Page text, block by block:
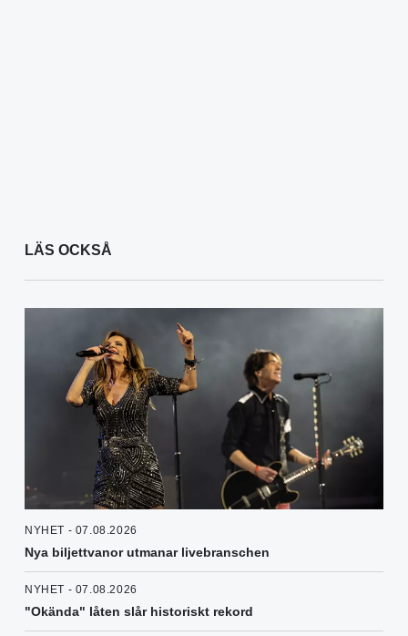
LÄS OCKSÅ
NYHET - 07.08.2026
Nya biljettvanor utmanar livebranschen
NYHET - 07.08.2026
"Okända" låten slår historiskt rekord